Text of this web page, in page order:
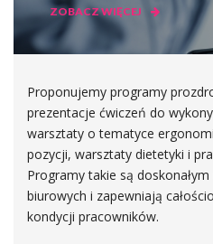
ZOBACZ WIĘCEJ
Proponujemy programy
prezentacje ćwiczeń do
warsztaty o tematyce
pozycji, warsztaty dietetyki i
Programy takie są
biurowych i zapewniają
kondycji pracowników.